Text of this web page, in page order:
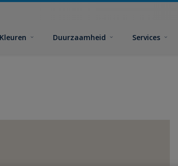
Kleuren Duurzaamheid Services